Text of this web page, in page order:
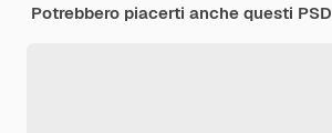
Potrebbero piacerti anche questi PSD